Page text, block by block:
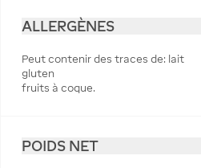
ALLERGÈNES
Peut contenir des traces de: lait
gluten
fruits à coque.
POIDS NET